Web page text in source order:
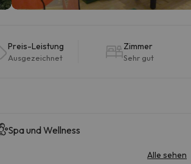
Preis-Leistung
Ausgezeichnet
Zimmer
Sehr gut
Spa und Wellness
Alle sehen